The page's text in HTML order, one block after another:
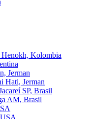
Henokh, Kolombia
Jerman
Hati, Jerman
SP, Brasil
AM, Brasil